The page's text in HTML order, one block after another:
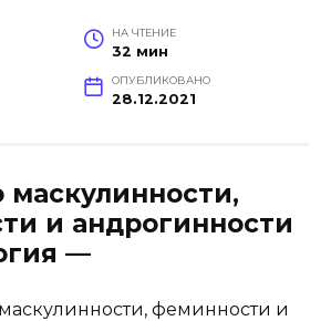
НА ЧТЕНИЕ
32 мин
ОПУБЛИКОВАНО
28.12.2021
маскулинности,
и андрогинности
—
феминности и